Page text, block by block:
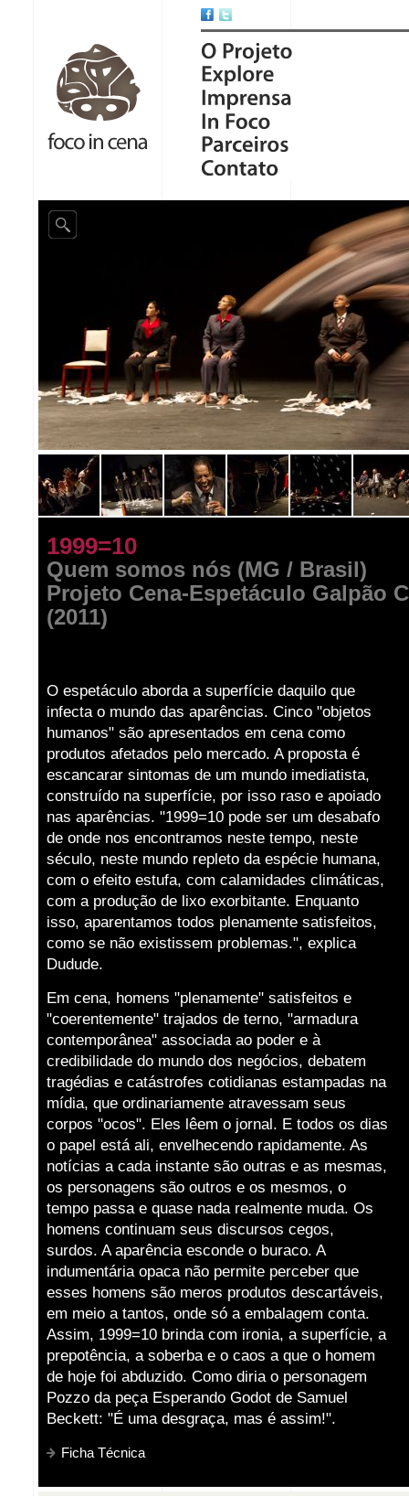
1999=10
Quem somos nós (MG / Brasil)
Projeto Cena-Espetáculo Galpão
(2011)
O espetáculo aborda a superfície daquilo que
infecta o mundo das aparências. Cinco "objetos
humanos" são apresentados em cena como
produtos afetados pelo mercado. A proposta é
escancarar sintomas de um mundo imediatista,
construído na superfície, por isso raso e apoiado
nas aparências. "1999=10 pode ser um desabafo
de onde nos encontramos neste tempo, neste
século, neste mundo repleto da espécie humana,
com o efeito estufa, com calamidades climáticas,
com a produção de lixo exorbitante. Enquanto
isso, aparentamos todos plenamente satisfeitos,
como se não existissem problemas.", explica
Dudude.
Em cena, homens "plenamente" satisfeitos e
"coerentemente" trajados de terno, "armadura
contemporânea" associada ao poder e à
credibilidade do mundo dos negócios, debatem
tragédias e catástrofes cotidianas estampadas na
mídia, que ordinariamente atravessam seus
corpos "ocos". Eles lêem o jornal. E todos os dias
o papel está ali, envelhecendo rapidamente. As
notícias a cada instante são outras e as mesmas,
os personagens são outros e os mesmos, o
tempo passa e quase nada realmente muda. Os
homens continuam seus discursos cegos,
surdos. A aparência esconde o buraco. A
indumentária opaca não permite perceber que
esses homens são meros produtos descartáveis,
em meio a tantos, onde só a embalagem conta.
Assim, 1999=10 brinda com ironia, a superfície, a
prepotência, a soberba e o caos a que o homem
de hoje foi abduzido. Como diria o personagem
Pozzo da peça Esperando Godot de Samuel
Beckett: "É uma desgraça, mas é assim!".
Ficha Técnica